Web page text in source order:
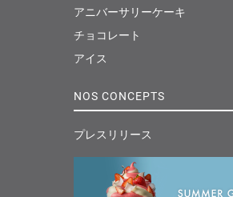
アニバーサリーケーキ
チョコレート
アイス
NOS CONCEPTS
プレスリリース